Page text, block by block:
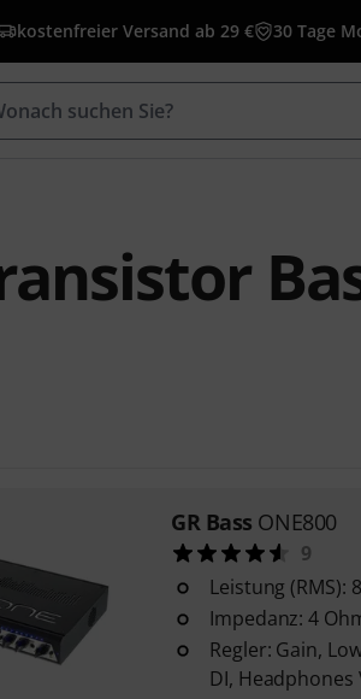
kostenfreier Versand ab 29 € 30 Tage
GR Bass ONE800
9
Leistung (RMS):
Impedanz: 4
Regler: Gain,
DI, Headphones